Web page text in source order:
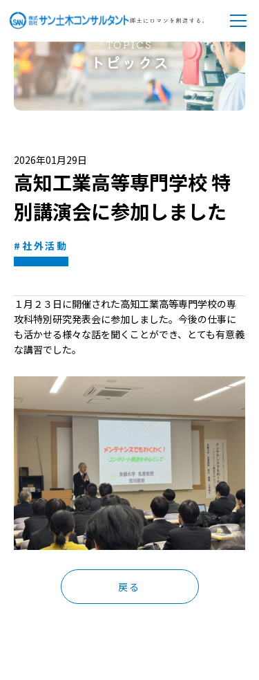
TOPICS
トピックス
2026年01月29日
高知工業高等専門学校 特
別講演会に参加しました
#社外活動
１月２３日に開催された高知工業高等専門学校の専
攻科特別研究発表会に参加しました。今後の仕事に
も活かせる様々な話を聞くことができ、とても有意義
な講習でした。
戻る